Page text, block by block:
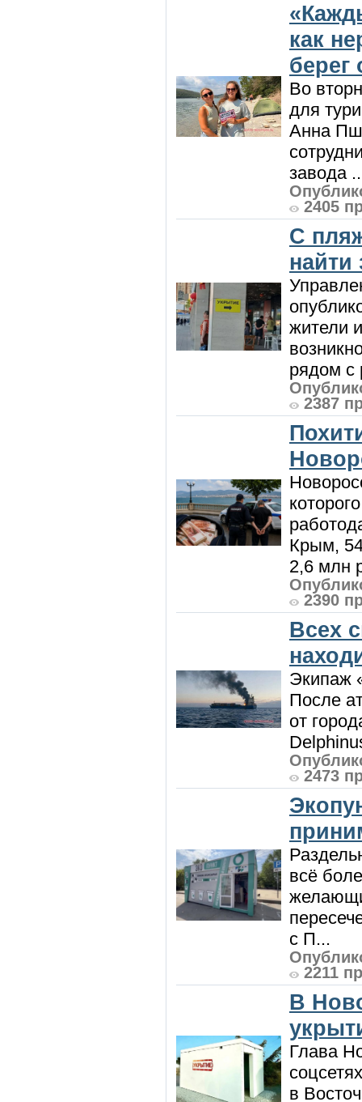
как
берег
Во
для
Анна
завода
2405
С
жители
рядом с
2387
Крым,
2,6 млн
2390
Всех
Экипаж
После
от
2473
всё
с П...
2211
В
Глава
в